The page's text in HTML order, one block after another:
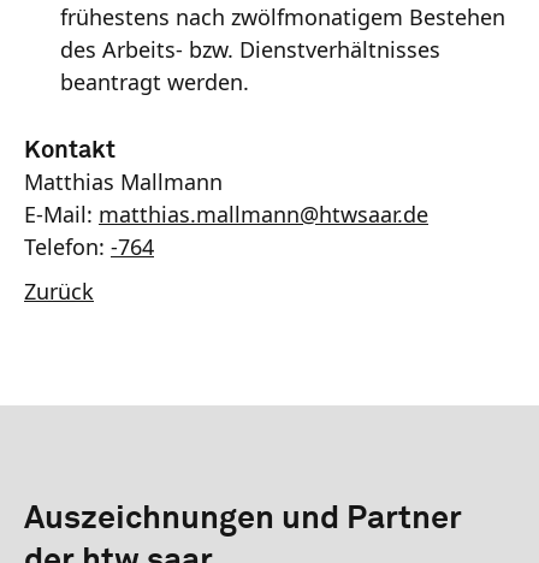
frühestens nach zwölfmonatigem Bestehen
des Arbeits- bzw. Dienstverhältnisses
beantragt werden.
Kontakt
Matthias Mallmann
E-Mail: matthias.mallmann@htwsaar.de
Telefon: -764
Zurück
Auszeichnungen und Partner